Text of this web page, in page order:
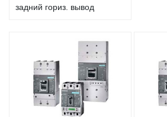
задний гориз. вывод